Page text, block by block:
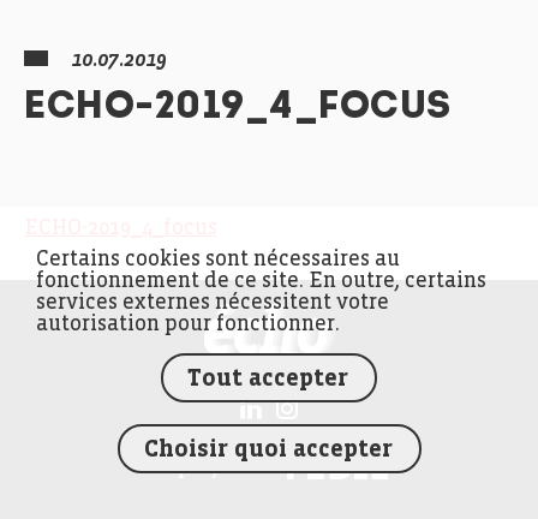
10.07.2019
ECHO-2019_4_FOCUS
FEDIL écho
Un projet de FEDIL
Certains cookies sont nécessaires au
fonctionnement de ce site. En outre, certains
services externes nécessitent votre
autorisation pour fonctionner.
Tout accepter
Choisir quoi accepter